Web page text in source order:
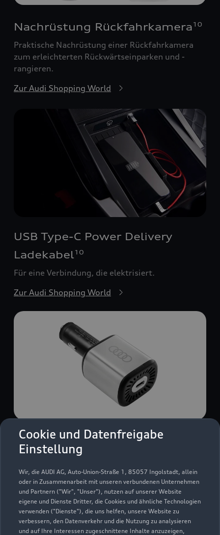
Cookie und Datenfreigabe
Einstellung
Wir, die AUDI AG, Auto-Union-Straße 1, 85057 Ingolstadt, allein
oder in Zusammenarbeit mit unseren verbundenen Unternehmen
und Partnern ("Wir", "Unser"), nutzen auf unserer Website
eigene und Dienste Dritter, die Cookies und ähnliche Technologien
verwenden ("Dienste"), die uns helfen, unsere Website zu
verbessern, den Datenverkehr und die Nutzung zu analysieren
und auf Ihre Interessen zugeschnittene Inhalte anzuzeigen,
Nachrüstung Rückfahrkamera 10
Praktische Nachrüstung einer Rückfahrkamera
zum erleichterten Rückwärtseinparken und -
rangieren.
Zur Audi Shopping World
USB Type-C Power Delivery
Ladekabel10
Für eine Verbindung, die elektrisiert.
Zur Audi Shopping World
USB Power-Ladegerät
USB Power-Ladegerät für schnelles und
komfortables Laden von Mobiltelefonen, Tablets
oder Laptops.
Zur Audi Shopping World